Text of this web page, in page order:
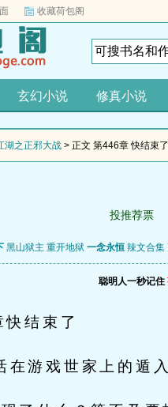
收藏荷包阁
玄幻小说 修真小说
湖之正邪大战 > 正文 第446章 快结束了
投推荐票
黑山狱主 重开地狱 一念永恒 辣文合集
聪明人一秒记住
结束了
游戏世家上的遁入